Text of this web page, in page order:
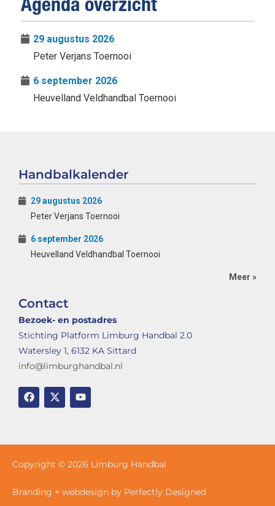
29 augustus 2026
Peter Verjans Toernooi
6 september 2026
Heuvelland Veldhandbal Toernooi
Handbalkalender
29 augustus 2026
Peter Verjans Toernooi
6 september 2026
Heuvelland Veldhandbal Toernooi
Meer »
Contact
Bezoek- en postadres
Stichting Platform Limburg Handbal 2.0
Watersley 1, 6132 KA Sittard
info@limburghandbal.nl
Copyright © 2026 Limburg Handbal
Branding + webdesign by Perfectly Designed